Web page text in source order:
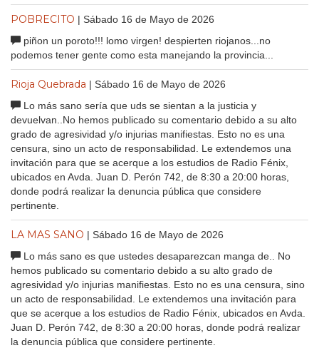
POBRECITO | Sábado 16 de Mayo de 2026
piñon un poroto!!! lomo virgen! despierten riojanos...no
podemos tener gente como esta manejando la provincia...
Rioja Quebrada | Sábado 16 de Mayo de 2026
Lo más sano sería que uds se sientan a la justicia y
devuelvan..No hemos publicado su comentario debido a su alto
grado de agresividad y/o injurias manifiestas. Esto no es una
censura, sino un acto de responsabilidad. Le extendemos una
invitación para que se acerque a los estudios de Radio Fénix,
ubicados en Avda. Juan D. Perón 742, de 8:30 a 20:00 horas,
donde podrá realizar la denuncia pública que considere
pertinente.
LA MAS SANO | Sábado 16 de Mayo de 2026
Lo más sano es que ustedes desaparezcan manga de.. No
hemos publicado su comentario debido a su alto grado de
agresividad y/o injurias manifiestas. Esto no es una censura, sino
un acto de responsabilidad. Le extendemos una invitación para
que se acerque a los estudios de Radio Fénix, ubicados en Avda.
Juan D. Perón 742, de 8:30 a 20:00 horas, donde podrá realizar
la denuncia pública que considere pertinente.